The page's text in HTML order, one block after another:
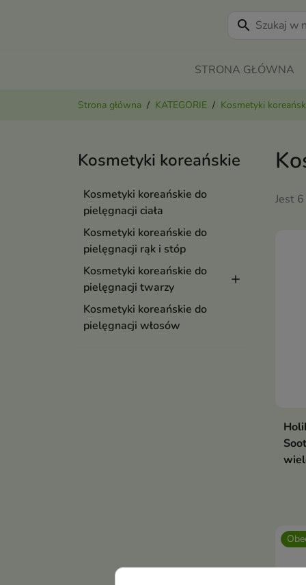
search
STRONA GŁÓWNA
Strona główna KATEGORIE Kosmetyki
Kosmetyki koreańskie
Kosmetyki koreańskie do
pielęgnacji ciała
Kosmetyki koreańskie do
pielęgnacji rąk i stóp
Kosmetyki koreańskie do
pielęgnacji twarzy
Kosmetyki koreańskie do
pielęgnacji włosów
Jest